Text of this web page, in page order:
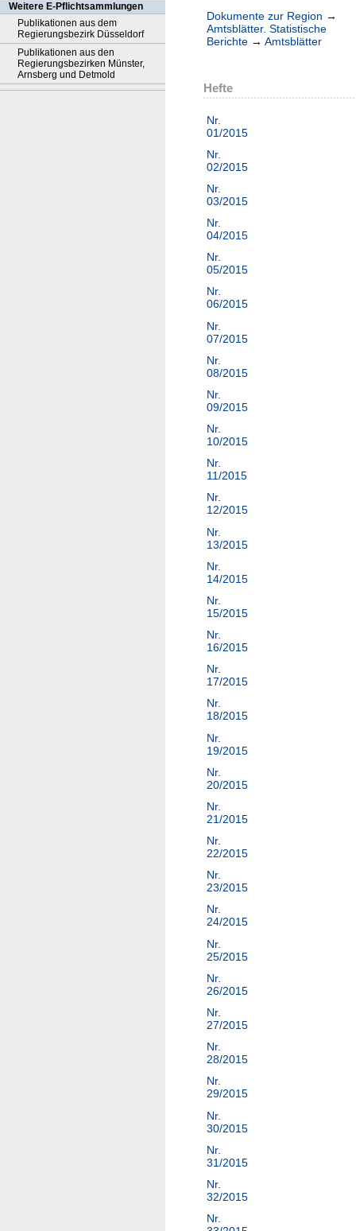
Weitere E-Pflichtsammlungen
Publikationen aus dem
Regierungsbezirk Düsseldorf
Publikationen aus den
Regierungsbezirken Münster,
Arnsberg und Detmold
Dokumente zur Region →
Amtsblätter. Statistische
Berichte → Amtsblätter
Hefte
Nr.
01/2015
Nr.
02/2015
Nr.
03/2015
Nr.
04/2015
Nr.
05/2015
Nr.
06/2015
Nr.
07/2015
Nr.
08/2015
Nr.
09/2015
Nr.
10/2015
Nr.
11/2015
Nr.
12/2015
Nr.
13/2015
Nr.
14/2015
Nr.
15/2015
Nr.
16/2015
Nr.
17/2015
Nr.
18/2015
Nr.
19/2015
Nr.
20/2015
Nr.
21/2015
Nr.
22/2015
Nr.
23/2015
Nr.
24/2015
Nr.
25/2015
Nr.
26/2015
Nr.
27/2015
Nr.
28/2015
Nr.
29/2015
Nr.
30/2015
Nr.
31/2015
Nr.
32/2015
Nr.